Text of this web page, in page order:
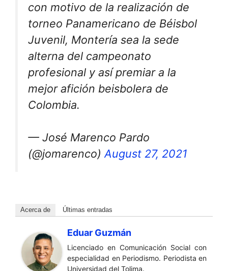
con motivo de la realización de
torneo Panamericano de Béisbol
Juvenil, Montería sea la sede
alterna del campeonato
profesional y así premiar a la
mejor afición beisbolera de
Colombia.
— José Marenco Pardo
(@jomarenco)August 27, 2021
Acerca de Últimas entradas
Eduar Guzmán
Licenciado en Comunicación Social con
especialidad en Periodismo. Periodista en
Universidad del Tolima.